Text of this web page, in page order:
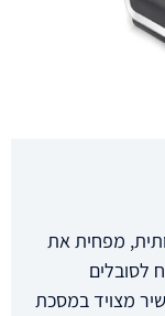
מפחית את
לסובלים
מצויד במסכת